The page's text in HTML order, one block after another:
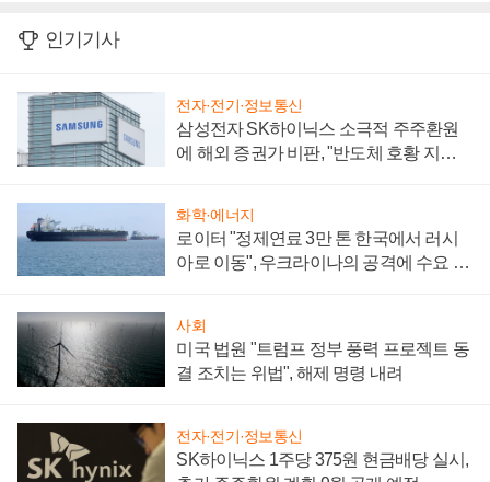
인기기사
전자·전기·정보통신
삼성전자 SK하이닉스 소극적 주주환원
에 해외 증권가 비판, "반도체 호황 지속
화학·에너지
로이터 "정제연료 3만 톤 한국에서 러시
아로 이동", 우크라이나의 공격에 수요 늘
사회
미국 법원 "트럼프 정부 풍력 프로젝트 동
결 조치는 위법", 해제 명령 내려
전자·전기·정보통신
SK하이닉스 1주당 375원 현금배당 실시,